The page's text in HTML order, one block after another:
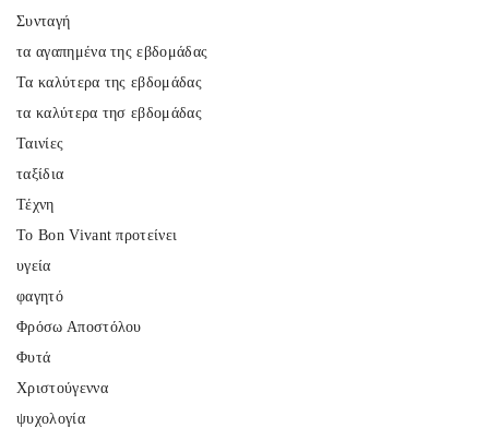
Συνταγή
τα αγαπημένα της εβδομάδας
Τα καλύτερα της εβδομάδας
τα καλύτερα τησ εβδομάδας
Ταινίες
ταξίδια
Τέχνη
Το Bon Vivant προτείνει
υγεία
φαγητό
Φρόσω Αποστόλου
Φυτά
Χριστούγεννα
ψυχολογία